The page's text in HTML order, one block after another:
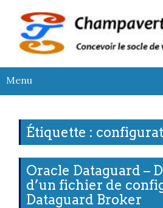
content
Menu
Étiquette :
Oracle Dataguard –
d’un fichier de
Dataguard Broker